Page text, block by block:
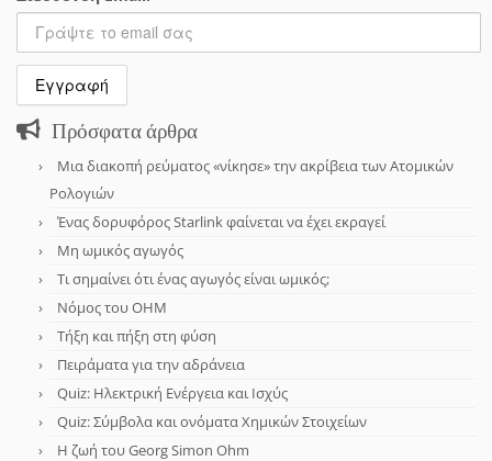
Πρόσφατα άρθρα
Μια διακοπή ρεύματος «νίκησε» την ακρίβεια των Ατομικών
Ρολογιών
Ένας δορυφόρος Starlink φαίνεται να έχει εκραγεί
Μη ωμικός αγωγός
Τι σημαίνει ότι ένας αγωγός είναι ωμικός;
Νόμος του OHM
Τήξη και πήξη στη φύση
Πειράματα για την αδράνεια
Quiz: Ηλεκτρική Ενέργεια και Ισχύς
Quiz: Σύμβολα και ονόματα Χημικών Στοιχείων
Η ζωή του Georg Simon Ohm